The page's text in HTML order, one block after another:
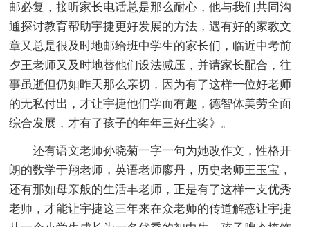
邮必复，接听家长电话总是那么耐心，他与我们共同沟
通探讨教育帮助宇捷更好发展的方法，遇有好的家教文
章又总是很及时地邮给班中学生的家长们，临近中考前
夕王老师又及时地替他们设法减压，并请家长配合，往
事虽逝但仍如昨天那么亲切，因为有了这样一位好老师
的无私付出，才让宇捷他们学而有趣，德智体美劳全面
综合发展，才有了孩子的年年三好生奖》。
还有语文老师孙晓菊一字一句为她改作文，性格开
朗的数学于翔老师，英语老师廖丹，历史老师王玉宝，
还有那如母亲般的生活丰老师，正是有了这样一支优秀
老师，才能让宇捷这三年来在众老师的传道解惑让宇捷